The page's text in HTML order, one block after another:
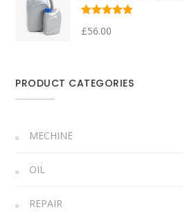
con4.00
£56.00
PRODUCT CATEGORIES
MECHINE
OIL
REPAIR